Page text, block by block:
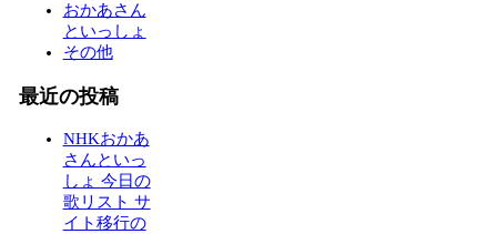
おかあさん
といっしょ
その他
最近の投稿
NHKおかあ
さんといっ
しょ 今日の
歌リスト サ
イト移行の